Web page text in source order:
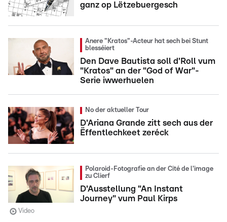
ganz op Lëtzebuergesch
Anere "Kratos"-Acteur hat sech bei Stunt
blesséiert
Den Dave Bautista soll d'Roll vum
"Kratos" an der "God of War"-
Serie iwwerhuelen
No der aktueller Tour
D'Ariana Grande zitt sech aus der
Ëffentlechkeet zeréck
Polaroid-Fotografie an der Cité de l'image
zu Clierf
D'Ausstellung "An Instant
Journey" vum Paul Kirps
Video